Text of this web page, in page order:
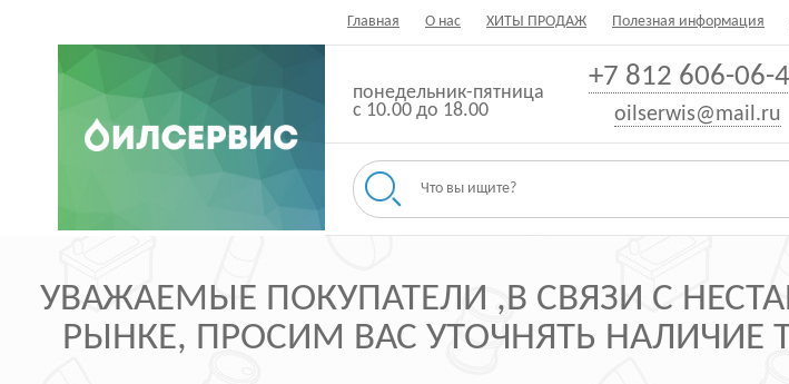
Главная О нас ХИТЫ ПРОДАЖ Полезная информация
понедельник-пятница
с 10.00 до 18.00
+7 812 606-06-
oilserwis@mail.ru
УВАЖАЕМЫЕ ПОКУПАТЕЛИ ,В СВЯЗИ С
РЫНКЕ, ПРОСИМ ВАС УТОЧНЯТЬ НАЛИЧИЕ